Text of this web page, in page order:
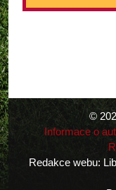
©
Informace o
Redakce webu: